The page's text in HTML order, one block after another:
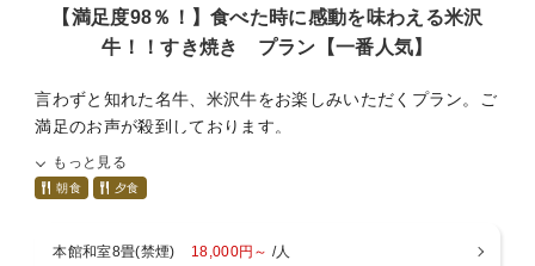
林泉寺（２０分）、山大工学部本館（１５分）、ダリア園
（３０分）
【満足度98％！】食べた時に感動を味わえる米沢
牛！！すき焼き プラン【一番人気】
言わずと知れた名牛、米沢牛をお楽しみいただくプラン。ご
満足のお声が殺到しております。
※満足度は過去1年間でこのプランでご宿泊いただいたお客
様より集計
・お料理
もっと見る
朝食 夕食
本館和室8畳(禁煙) 18,000円～ /人